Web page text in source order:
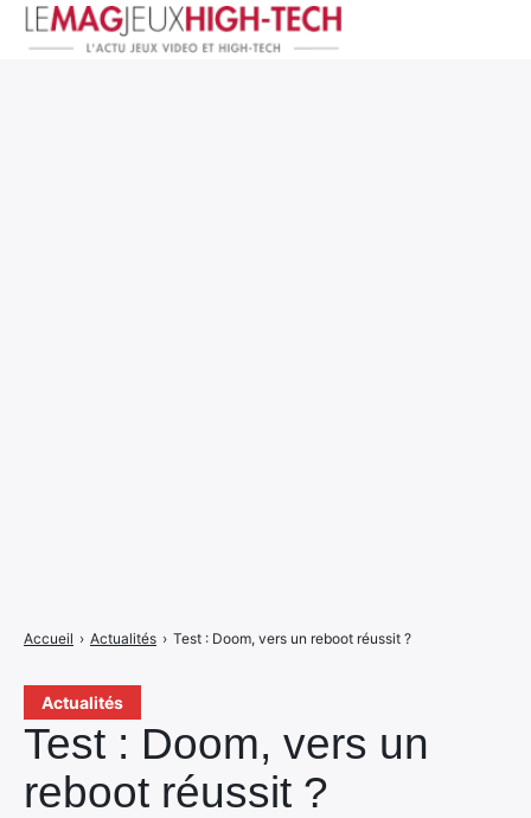
Actualités
Test : Doom, vers un
reboot réussit ?
Accueil › Actualités › Test : Doom, vers un reboot réussit ?